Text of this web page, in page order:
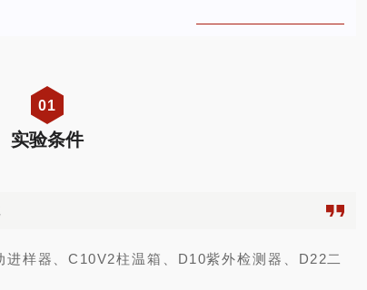
01
实验条件
样器、C10V2柱温箱、D10紫外检测器、D22二